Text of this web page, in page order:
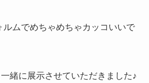
ルムでめちゃめちゃカッコいいで
緒に展示させていただきました♪